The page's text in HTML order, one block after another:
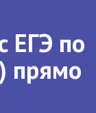
ЕГЭ по
прямо